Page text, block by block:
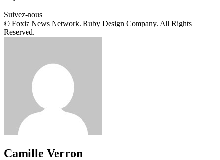
Suivez-nous
© Foxiz News Network. Ruby Design Company. All Rights
Reserved.
Camille Verron